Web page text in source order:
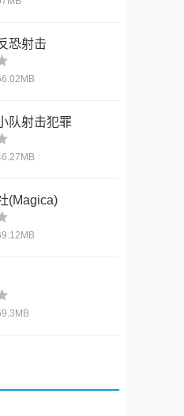
恐射击
FPS
S)
队射击犯罪
Fps
(Magica)